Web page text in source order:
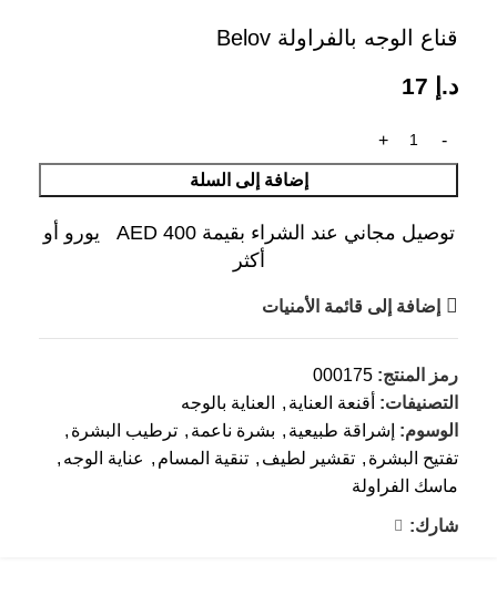
قناع الوجه بالفراولة Belov
د.إ
إضافة إلى السلة
توصيل مجاني عند الشراء بقيمة AED 400 يورو أو
أكثر
إضافة إلى قائمة الأمنيات
رمز المنتج: 000175
التصنيفات: أقنعة العناية ,
العناية بالوجه
الوسوم: إشراقة طبيعية , بشرة ناعمة , ترطيب البشرة ,
تفتيح البشرة , تقشير لطيف , تنقية المسام , عناية الوجه ,
ماسك الفراولة
شارك: